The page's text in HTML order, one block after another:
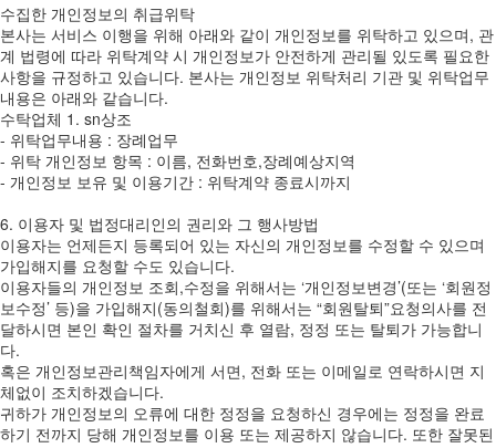
수집한 개인정보의 취급위탁
본사는 서비스 이행을 위해 아래와 같이 개인정보를 위탁하고 있으며, 관
계 법령에 따라 위탁계약 시 개인정보가 안전하게 관리될 있도록 필요한
사항을 규정하고 있습니다. 본사는 개인정보 위탁처리 기관 및 위탁업무
내용은 아래와 같습니다.
수탁업체 1. sn상조
- 위탁업무내용 : 장례업무
- 위탁 개인정보 항목 : 이름, 전화번호,장례예상지역
- 개인정보 보유 및 이용기간 : 위탁계약 종료시까지
6. 이용자 및 법정대리인의 권리와 그 행사방법
이용자는 언제든지 등록되어 있는 자신의 개인정보를 수정할 수 있으며
가입해지를 요청할 수도 있습니다.
이용자들의 개인정보 조회,수정을 위해서는 ‘개인정보변경’(또는 ‘회원정
보수정’ 등)을 가입해지(동의철회)를 위해서는 “회원탈퇴”요청의사를 전
달하시면 본인 확인 절차를 거치신 후 열람, 정정 또는 탈퇴가 가능합니
다.
혹은 개인정보관리책임자에게 서면, 전화 또는 이메일로 연락하시면 지
체없이 조치하겠습니다.
귀하가 개인정보의 오류에 대한 정정을 요청하신 경우에는 정정을 완료
하기 전까지 당해 개인정보를 이용 또는 제공하지 않습니다. 또한 잘못된